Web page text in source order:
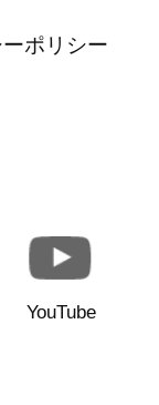
ポリシー
YouTube